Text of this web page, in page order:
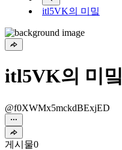
itl5VK의 미밐
itl5VK의 미밐
@f0XWMx5mckdBExjED
게시물0